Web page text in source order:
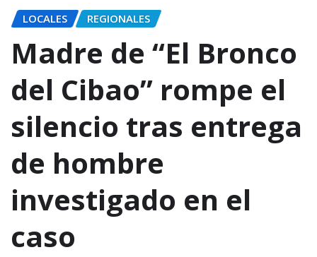
LOCALES REGIONALES
Madre de “El Bronco
del Cibao” rompe el
silencio tras entrega
de hombre
investigado en el
caso